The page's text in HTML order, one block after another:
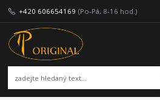
+420 606654169 (Po-Pá, 8-16 hod.)